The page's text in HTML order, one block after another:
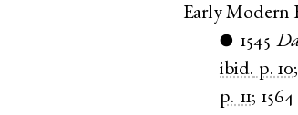
Early Modern
● 1545
ibid. p. 10
p. 11; 1564